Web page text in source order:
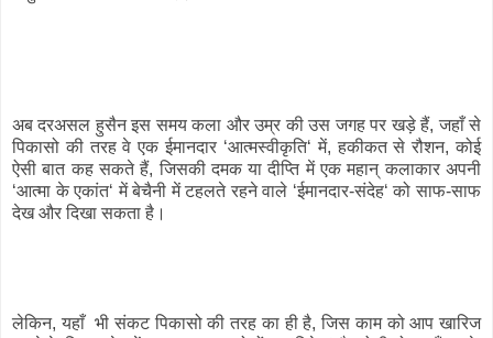
अब दरअसल हुसैन इस समय कला और उम्र की उस जगह पर खड़े हैं, जहाँ से
पिकासो की तरह वे एक ईमानदार ‘आत्मस्वीकृति‘ में, हकीकत से रौशन, कोई
ऐसी बात कह सकते हैं, जिसकी दमक या दीप्ति में एक महान् कलाकार अपनी
‘आत्मा के एकांत‘ में बेचैनी में टहलते रहने वाले ‘ईमानदार-संदेह‘ को साफ-साफ
देख और दिखा सकता है।
लेकिन, यहाँ भी संकट पिकासो की तरह का ही है, जिस काम को आप खारिज